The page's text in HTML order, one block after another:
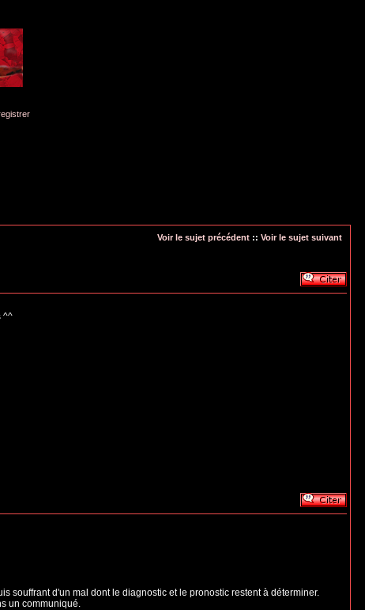
Voir le sujet précédent :: Voir le sujet suivant
^^
souffrant d'un mal dont le diagnostic et le pronostic restent à déterminer.
un communiqué.